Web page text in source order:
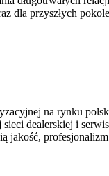
dla przyszłych
na rynku
sieci dealerskiej i